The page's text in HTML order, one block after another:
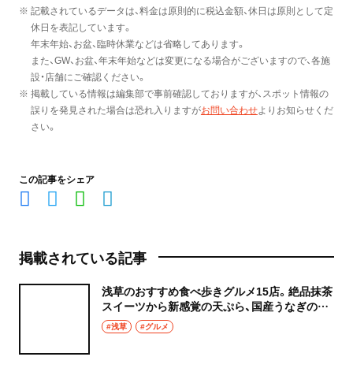
※ 記載されているデータは、料金は原則的に税込金額、休日は原則として定
休日を表記しています。
年末年始、お盆、臨時休業などは省略してあります。
また、GW、お盆、年末年始などは変更になる場合がございますので、各施
設・店舗にご確認ください。
※ 掲載している情報は編集部で事前確認しておりますが、スポット情報の
誤りを発見された場合は恐れ入りますがお問い合わせよりお知らせくだ
さい。
この記事をシェア
掲載されている記事
浅草のおすすめ食べ歩きグルメ15店。絶品抹茶
スイーツから新感覚の天ぷら、国産うなぎの絶
品焼おにぎりまで
#浅草 #グルメ